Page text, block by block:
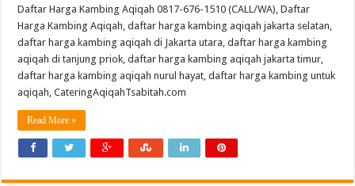
Daftar Harga Kambing Aqiqah 0817-676-1510 (CALL/WA), Daftar
Harga Kambing Aqiqah, daftar harga kambing aqiqah jakarta selatan,
daftar harga kambing aqiqah di Jakarta utara, daftar harga kambing
aqiqah di tanjung priok, daftar harga kambing aqiqah jakarta timur,
daftar harga kambing aqiqah nurul hayat, daftar harga kambing untuk
aqiqah, CateringAqiqahTsabitah.com
Read More »